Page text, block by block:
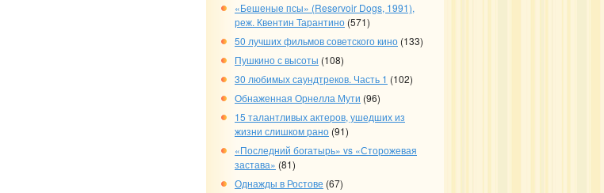
«Бешеные псы» (Reservoir Dogs, 1991),
реж. Квентин Тарантино (571)
50 лучших фильмов советского кино (133)
Пушкино с высоты (108)
30 любимых саундтреков. Часть 1 (102)
Обнаженная Орнелла Мути (96)
15 талантливых актеров, ушедших из
жизни слишком рано (91)
«Последний богатырь» vs «Сторожевая
застава» (81)
Однажды в Ростове (67)